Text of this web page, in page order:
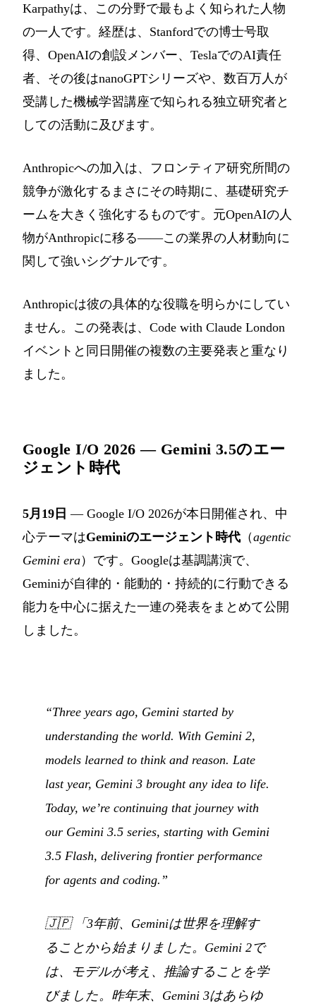
Karpathyは、この分野で最もよく知られた人物
の一人です。経歴は、Stanfordでの博士号取
得、OpenAIの創設メンバー、TeslaでのAI責任
者、その後はnanoGPTシリーズや、数百万人が
受講した機械学習講座で知られる独立研究者と
しての活動に及びます。
Anthropicへの加入は、フロンティア研究所間の
競争が激化するまさにその時期に、基礎研究チ
ームを大きく強化するものです。元OpenAIの人
物がAnthropicに移る――この業界の人材動向に
関して強いシグナルです。
Anthropicは彼の具体的な役職を明らかにしてい
ません。この発表は、Code with Claude London
イベントと同日開催の複数の主要発表と重なり
ました。
Google I/O 2026 — Gemini 3.5のエー
ジェント時代
5月19日 — Google I/O 2026が本日開催され、中
心テーマはGeminiのエージェント時代 （agentic
Gemini era）です。Googleは基調講演で、
Geminiが自律的・能動的・持続的に行動できる
能力を中心に据えた一連の発表をまとめて公開
しました。
“Three years ago, Gemini started by
understanding the world. With Gemini 2,
models learned to think and reason. Late
last year, Gemini 3 brought any idea to life.
Today, we’re continuing that journey with
our Gemini 3.5 series, starting with Gemini
3.5 Flash, delivering frontier performance
for agents and coding.”
🇯🇵 「3年前、Geminiは世界を理解す
ることから始まりました。Gemini 2で
は、モデルが考え、推論することを学
びました。昨年末、Gemini 3はあらゆ